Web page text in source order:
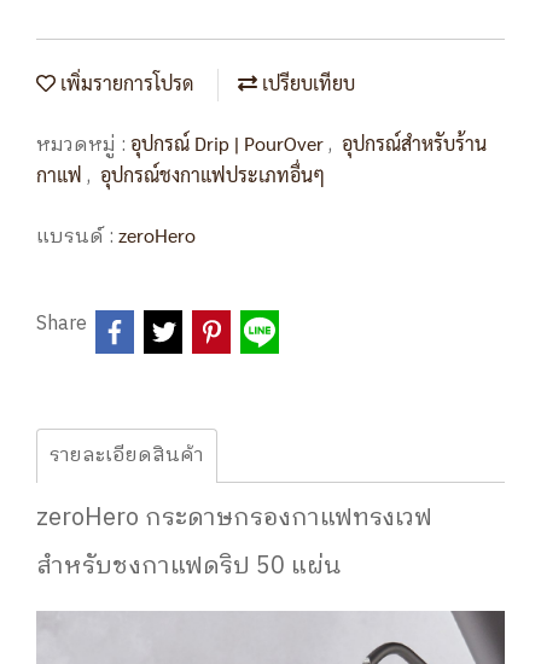
เพิ่มรายการโปรด เปรียบเทียบ
หมวดหมู่ : อุปกรณ์ Drip | PourOver, อุปกรณ์สำหรับร้าน
กาแฟ , อุปกรณ์ชงกาแฟประเภทอื่นๆ
แบรนด์ : zeroHero
Share
รายละเอียดสินค้า
zeroHero กระดาษกรองกาแฟทรงเวฟ
สำหรับชงกาแฟดริป 50 แผ่น